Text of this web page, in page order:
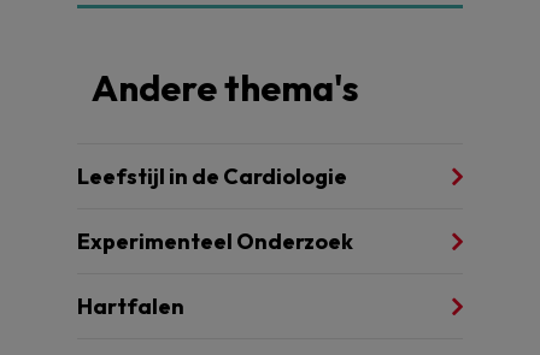
Andere thema's
Leefstijl in de Cardiologie
Experimenteel Onderzoek
Hartfalen